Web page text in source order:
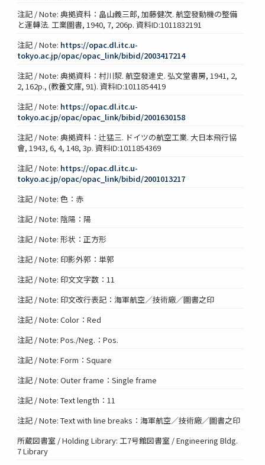
注記 / Note: 典拠資料：畠山義三郎, 加藤健次. 航空發動機の整備
と運轉法. 工業圖書, 1940, 7, 206p. 資料ID:1011832191
注記 / Note: https://opac.dl.itc.u-
tokyo.ac.jp/opac/opac_link/bibid/2003417214
注記 / Note: 典拠資料：村川洯. 航空發達史. 弘文堂書房, 1941, 2,
2, 162p., (教養文庫, 91). 資料ID:1011854419
注記 / Note: https://opac.dl.itc.u-
tokyo.ac.jp/opac/opac_link/bibid/2001630158
注記 / Note: 典拠資料：辻猛三. ドイツの航空工業. 大日本飛行協
會, 1943, 6, 4, 148, 3p. 資料ID:1011854369
注記 / Note: https://opac.dl.itc.u-
tokyo.ac.jp/opac/opac_link/bibid/2001013217
注記 / Note: 色：赤
注記 / Note: 陰陽：陽
注記 / Note: 形状：正方形
注記 / Note: 印影外郭：単郭
注記 / Note: 印文文字数：11
注記 / Note: 印文改行表記：海軍航空／技術廠／圖書之印
注記 / Note: Color：Red
注記 / Note: Pos./Neg.：Pos.
注記 / Note: Form：Square
注記 / Note: Outer frame：Single frame
注記 / Note: Text length：11
注記 / Note: Text with line breaks：海軍航空／技術廠／圖書之印
所蔵図書室 / Holding Library: 工7号館図書室 / Engineering Bldg.
7 Library